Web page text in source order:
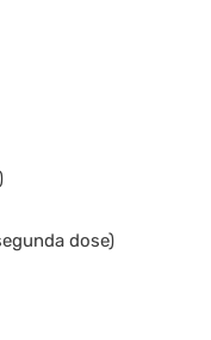
dose)